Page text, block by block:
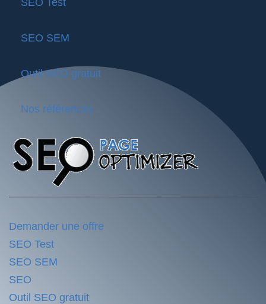
SEO Test
SEO SEM
Outil SEO gratuit
Nos références
Demander une offre
SEO Test
SEO SEM
SEO
Outil SEO gratuit